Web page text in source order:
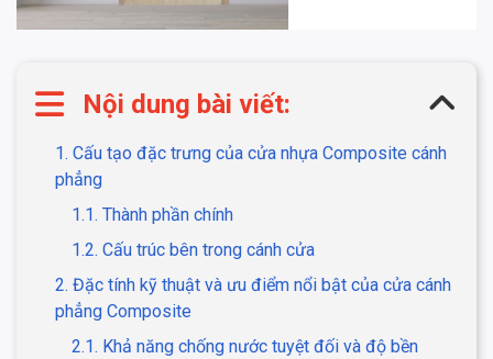
Nội dung bài viết:
1. Cấu tạo đặc trưng của cửa nhựa Composite cánh
phẳng
1.1. Thành phần chính
1.2. Cấu trúc bên trong cánh cửa
2. Đặc tính kỹ thuật và ưu điểm nổi bật của cửa cánh
phẳng Composite
2.1. Khả năng chống nước tuyệt đối và độ bền